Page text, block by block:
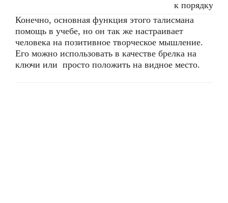
к порядку и
Конечно, основная функция этого талисмана
помощь в учебе, но он так же настраивает
человека на позитивное творческое мышление.
Его можно использовать в качестве брелка на
ключи или просто положить на видное место.